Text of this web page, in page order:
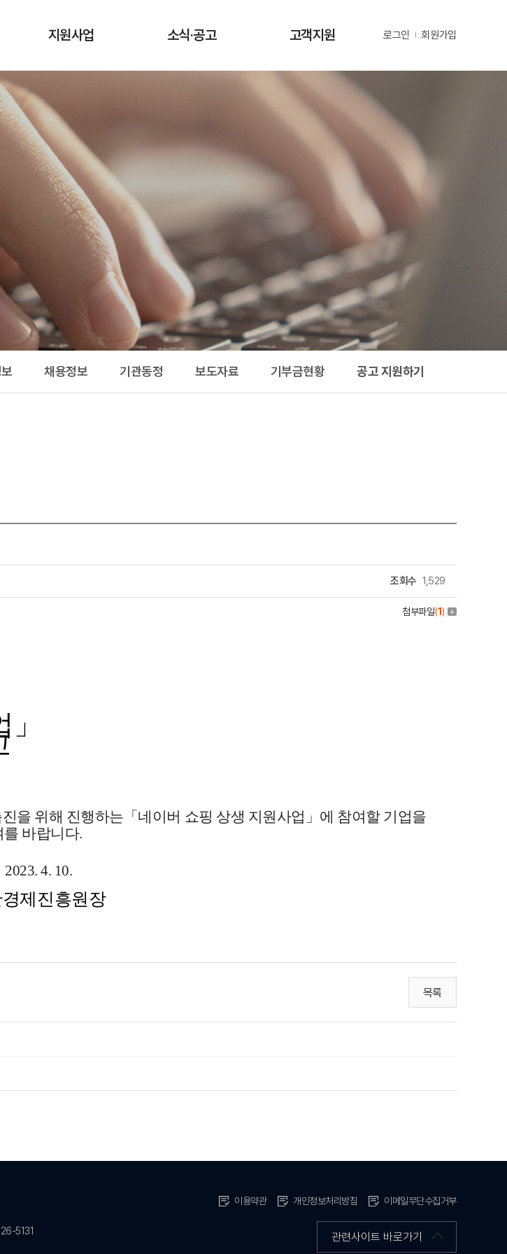
지원사업
청년상인 육성사업
창업단계
성장단계
도약단계
전통시장 디지털
역량강화 사업
소식·공고
유관공고
채용정보
기관동정
보도자료
기부금현황
공고 지원하기
고객지원
부정 및 공익신고
로그인 회원가입
채용정보 기관동정 보도자료 기부금현황 공고 지원하기
조회수 1,529
첨부파일(1)
」
을 위해 진행하는 「 네이버 쇼핑 상생 지원사업 」 에 참여할 기업을
를 바랍니다.
2023. 4. 10.
제진흥원장
목록
이용약관 개인정보처리방침 이메일무단수집거부
관련사이트 바로가기
5131